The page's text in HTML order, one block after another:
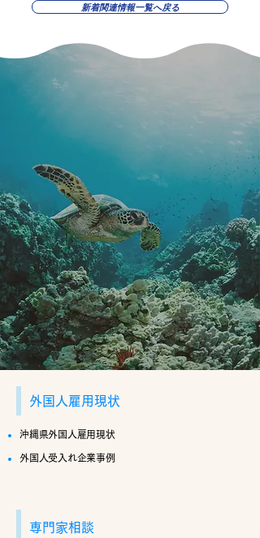
新着関連情報一覧へ戻る
外国人雇用現状
沖縄県外国人雇用現状
外国人受入れ企業事例
専門家相談